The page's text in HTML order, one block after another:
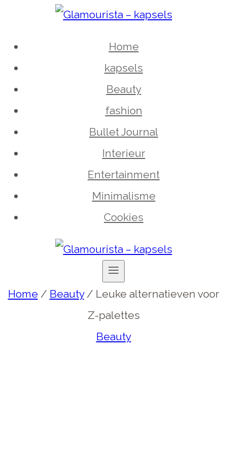
Skip
content
Home
kapsels
Beauty
fashion
Bullet Journal
Interieur
Entertainment
Minimalisme
Cookies
Home / Beauty / Leuke alternatieven voor
Z-palettes
Beauty